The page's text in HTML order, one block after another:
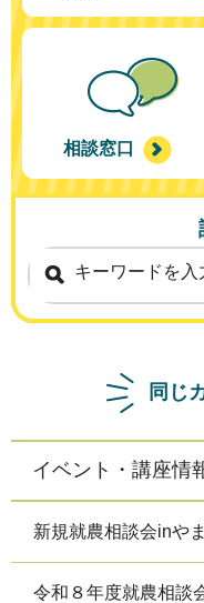
相談窓口
同じ
イベント・講座情
新規就農相談会inや
令和８年度就農相談